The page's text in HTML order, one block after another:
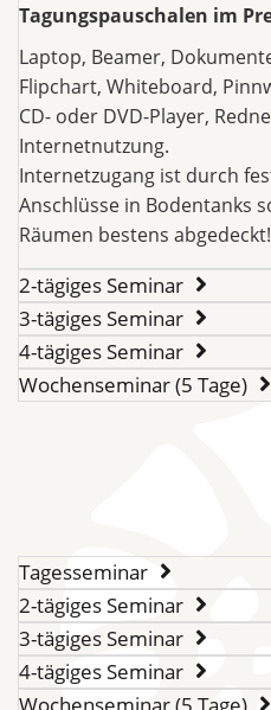
Tagungspauschalen im
Laptop, Beamer,
Flipchart, Whiteboard,
CD- oder DVD-Player,
Internetnutzung.
Internetzugang ist durch
Anschlüsse in Bodentanks
Räumen bestens abgedeckt!
2-tägiges Seminar
3-tägiges Seminar
4-tägiges Seminar
Wochenseminar (5 Tage)
Tagesseminar
2-tägiges Seminar
3-tägiges Seminar
4-tägiges Seminar